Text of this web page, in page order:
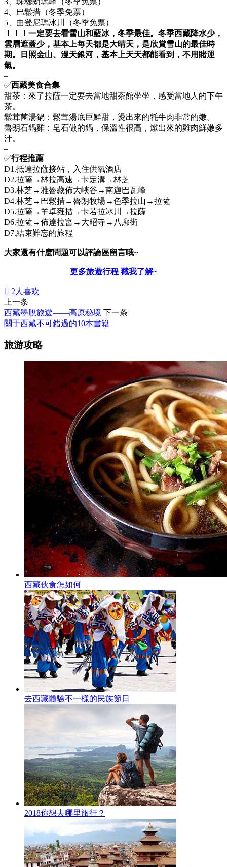
4、巴鬆措（冬季免票）
5、曲登尼瑪冰川（冬季免票）
！！！一定要去看雪山和藍冰，冬季最佳。冬季西藏降水少，
雲層遮蓋少，基本上每天都是大晴天，是欣賞雪山的最佳時
期。日照金山、漫天銀河，基本上天天都能看到，不用賭運
氣。
–
✅西藏美食合集
甜茶：來了拉薩一定要去當地甜茶館坐坐，感受當地人的下午
茶。
鬆茸菌湯鍋：鬆茸湯底巨鮮甜，燙出來的牦牛肉非常的嫩。
魯朗石鍋雞：皂石做的鍋，保溫性很高，燉出來的雞肉鮮嫩多
汁。
–
✅行程推薦
D1.抵達拉薩接站，入住供氧酒店
D2.拉薩→林拉高速→卡定溝→林芝
D3.林芝→雅魯藏佈大峽谷→南迦巴瓦峰
D4.林芝→巴鬆措→魯朗牧場→色季拉山→拉薩
D5.拉薩→羊卓雍措→卡若拉冰川→拉薩
D6.拉薩→佈達拉宮→大昭寺→八廓街
D7.結束難忘的旅程
–
大家還有什麽問題可以評論區留言哦~
更多旅遊行程 戳我了解~
 2 人喜欢
上一条
西藏墨脫旅遊——高原秘境 下一条
關于西藏不可錯過的10本書籍
旅游攻略
西藏伙食怎如何
去西藏體驗不一樣的民族節日
2018你想去哪里旅行？